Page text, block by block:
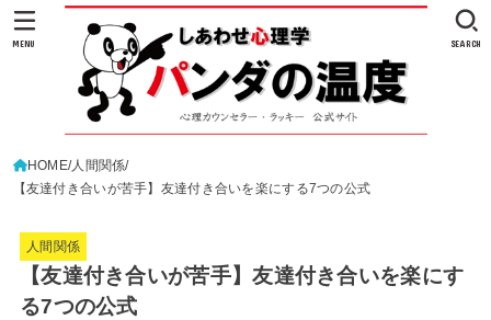
SEARCH
MENU
HOME 人間関係
【友達付き合いが苦手】友達付き合いを楽にする7つの公式
人間関係
【友達付き合いが苦手】友達付き合いを楽にす
る7つの公式